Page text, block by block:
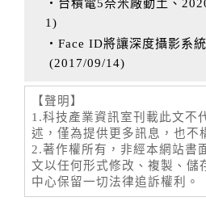
‧台積電5奈米廠動土、
1 )
‧Face ID將讓深度攝影系
(2017/09/14)
【聲明】
1.科技產業資訊室刊載此文不
述，僅為提供更多訊息，也不
2.著作權所有，非經本網站書
文以任何形式修改、複製、儲
中心保留一切法律追訴權利。